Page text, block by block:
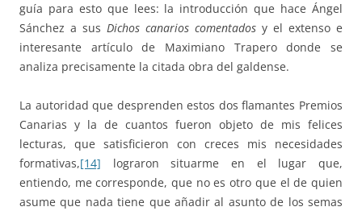
guía para esto que lees: la introducción que hace Ángel
Sánchez a sus Dichos canarios comentados y el extenso e
interesante artículo de Maximiano Trapero donde se
analiza precisamente la citada obra del galdense.
La autoridad que desprenden estos dos flamantes Premios
Canarias y la de cuantos fueron objeto de mis felices
lecturas, que satisficieron con creces mis necesidades
formativas,[14] lograron situarme en el lugar que,
entiendo, me corresponde, que no es otro que el de quien
asume que nada tiene que añadir al asunto de los semas